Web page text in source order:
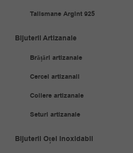
Talismane Argint 925
Bijuterii Artizanale
Brățări artizanale
Cercei artizanali
Coliere artizanale
Seturi artizanale
Bijuterii Oțel Inoxidabil